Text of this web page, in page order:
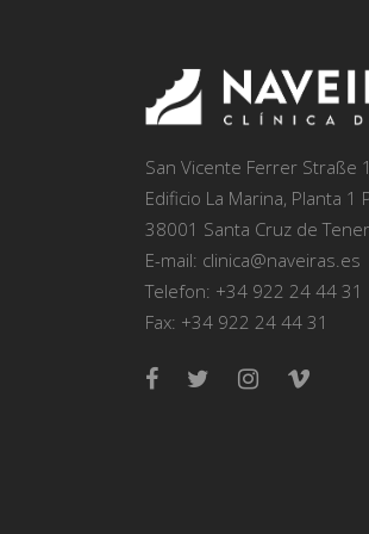
San Vicente Ferrer Straße 1
Edificio La Marina, Planta 1
38001 Santa Cruz de
E-mail: clinica@naveiras.es
Telefon: +34 922 24 44 31
Fax: +34 922 24 44 31